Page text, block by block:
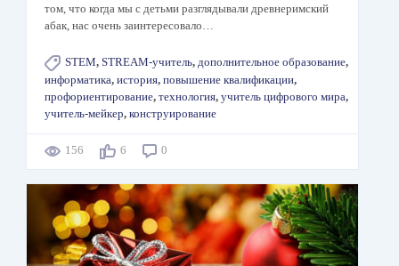
том, что когда мы с детьми разглядывали древнеримский
абак, нас очень заинтересовало…
STEM, STREAM-учитель, дополнительное образование,
информатика, история, повышение квалификации,
профориентирование, технология, учитель цифрового мира,
учитель-мейкер, конструирование
156 6 0